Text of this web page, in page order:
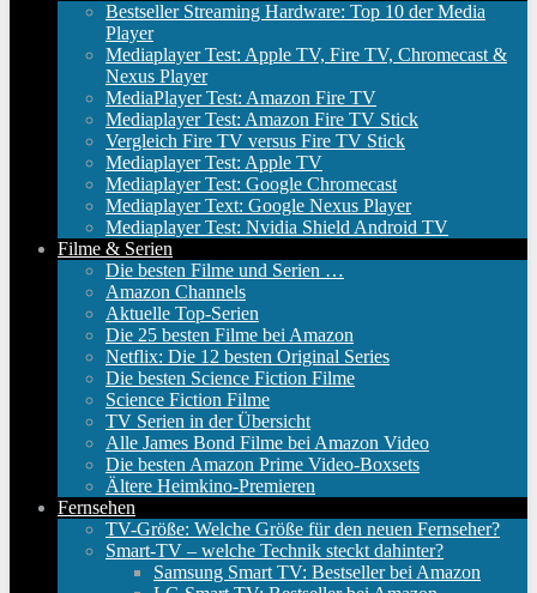
Bestseller Streaming Hardware: Top 10 der Media
Player
Mediaplayer Test: Apple TV, Fire TV, Chromecast &
Nexus Player
MediaPlayer Test: Amazon Fire TV
Mediaplayer Test: Amazon Fire TV Stick
Vergleich Fire TV versus Fire TV Stick
Mediaplayer Test: Apple TV
Mediaplayer Test: Google Chromecast
Mediaplayer Text: Google Nexus Player
Mediaplayer Test: Nvidia Shield Android TV
Filme & Serien
Die besten Filme und Serien …
Amazon Channels
Aktuelle Top-Serien
Die 25 besten Filme bei Amazon
Netflix: Die 12 besten Original Series
Die besten Science Fiction Filme
Science Fiction Filme
TV Serien in der Übersicht
Alle James Bond Filme bei Amazon Video
Die besten Amazon Prime Video-Boxsets
Ältere Heimkino-Premieren
Fernsehen
TV-Größe: Welche Größe für den neuen Fernseher?
Smart-TV – welche Technik steckt dahinter?
Samsung Smart TV: Bestseller bei Amazon